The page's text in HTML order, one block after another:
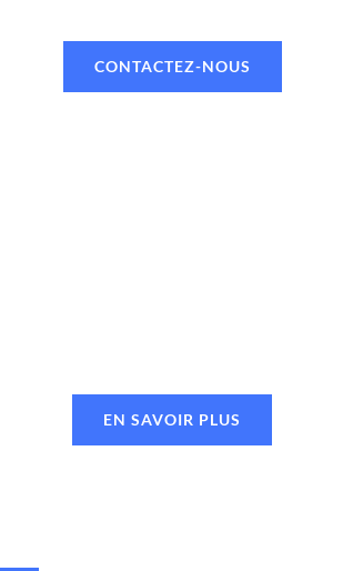
CONTACTEZ-NOUS
EN SAVOIR PLUS